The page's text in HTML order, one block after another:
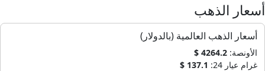
أسعار الذهب
أسعار الذهب العالمية (بالدولار)
الأونصة: 4264.2 $
غرام عيار 24:
137.1 $